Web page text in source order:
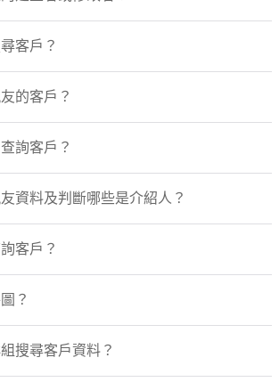
客戶？
的客戶？
詢客戶？
資料及判斷哪些是介紹人？
客戶？
？
搜尋客戶資料？